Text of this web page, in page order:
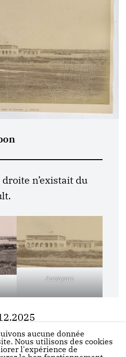
n’existait du
Anonyme
aucune donnée
Nous utilisons des cookies
l'expérience de